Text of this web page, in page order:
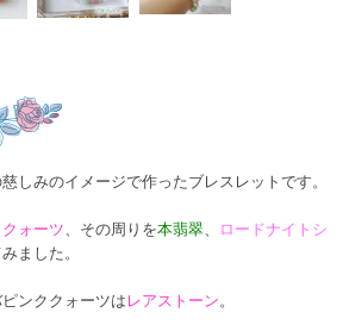
しみのイメージで作ったブレスレットです。
ォーツ 、その周りを本翡翠
ロードナイトシ
ました。
ンククォーツは レアストーン 。